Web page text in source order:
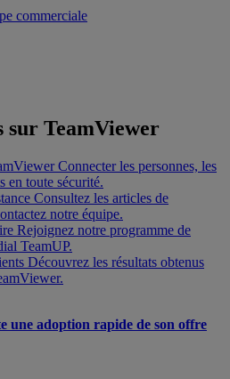
commerciale
sur TeamViewer
Connecter les personnes, les
en toute sécurité.
Consultez les articles de
notre équipe.
Rejoignez notre programme de
TeamUP.
Découvrez les résultats obtenus
une adoption rapide de son offre